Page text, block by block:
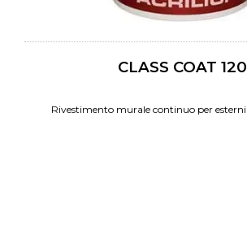
CLASS COAT 120
Rivestimento murale continuo per esterni